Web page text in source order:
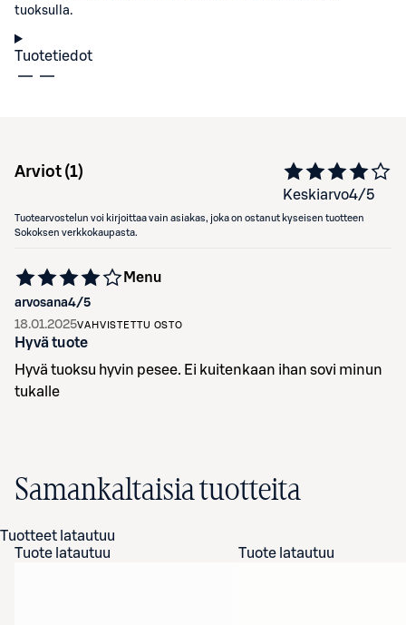
tuoksulla.
Tuotetiedot
Arviot (1)
Keskiarvo4/5
Tuotearvostelun voi kirjoittaa vain asiakas, joka on ostanut kyseisen tuotteen
Sokoksen verkkokaupasta.
arvosana4/5
Menu
18.01.2025VAHVISTETTU OSTO
Hyvä tuote
Hyvä tuoksu hyvin pesee. Ei kuitenkaan ihan sovi minun
tukalle
Samankaltaisia tuotteita
Tuotteet latautuu
Tuote latautuu
Tuote latautuu